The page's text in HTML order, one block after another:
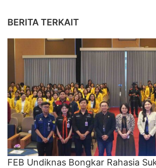
BERITA TERKAIT
FEB Undiknas Bongkar Rahasia